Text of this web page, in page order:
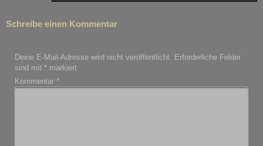
Schreibe einen Kommentar
Deine E-Mail-Adresse wird nicht veröffentlicht. Erforderliche Felder
sind mit* markiert
Kommentar*